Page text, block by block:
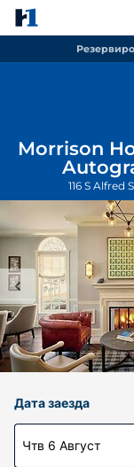
Morrison
116 S Alfred
Дата заезда
Чтв 6 Август